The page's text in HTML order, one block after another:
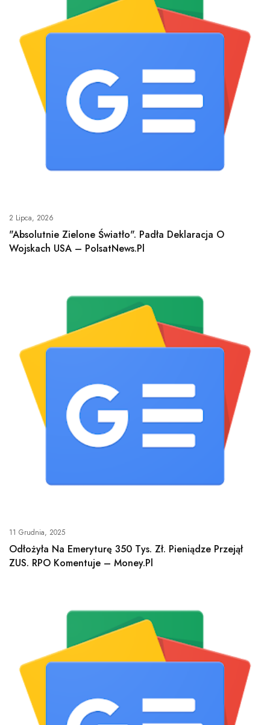
2 Lipca, 2026
"Absolutnie Zielone Światło". Padła Deklaracja O
Wojskach USA – PolsatNews.pl
11 Grudnia, 2025
Odłożyła Na Emeryturę 350 Tys. Zł. Pieniądze Przejął
ZUS. RPO Komentuje – Money.pl